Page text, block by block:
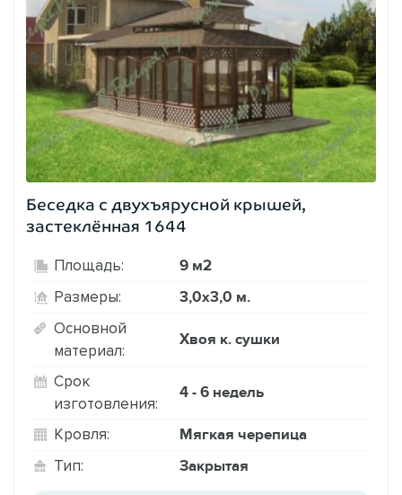
Беседка с двухъярусной крышей,
застеклённая 1644
Площадь: 9 м2
Размеры: 3,0х3,0 м.
Основной
материал:
Хвоя к. сушки
Срок
изготовления:
4 - 6 недель
Кровля: Мягкая черепица
Тип: Закрытая